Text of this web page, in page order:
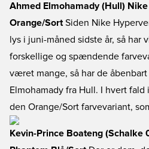
Ahmed Elmohamady (Hull)
Orange/Sort Siden Nike
lys i juni-måned sidste år, så
forskellige og spændende
været mange, så har de
Elmohamady fra Hull. I hvert
den Orange/Sort farvevariant,
Kevin-Prince Boateng (Schalke